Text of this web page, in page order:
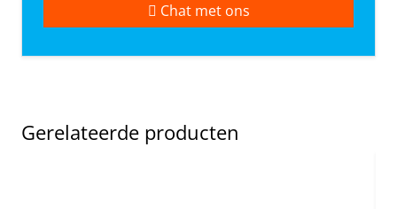
Chat met ons
Gerelateerde producten